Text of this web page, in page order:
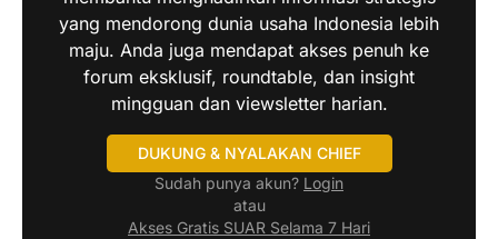
yang mendorong dunia usaha Indonesia lebih
maju. Anda juga mendapat akses penuh ke
forum eksklusif, roundtable, dan insight
mingguan dan viewsletter harian.
DUKUNG & NYALAKAN CHIEF
Sudah punya akun? Login
atau
Akses Gratis SUAR Selama 7 Hari